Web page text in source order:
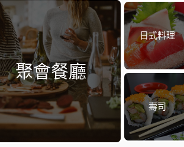
聚會餐廳
日式料理
壽司